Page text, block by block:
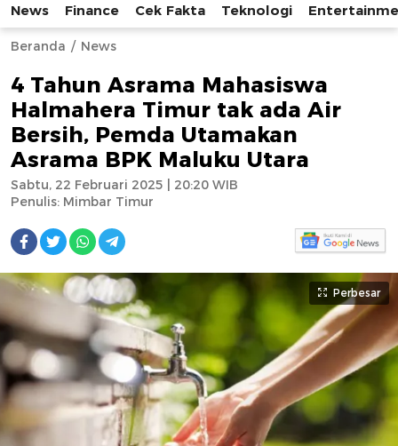
Mimbar Timur
Media Berjaringan Indonesia Timur
News Finance Cek Fakta Teknologi
Beranda News
4 Tahun Asrama Mahasiswa
Halmahera Timur tak ada Air
Bersih, Pemda Utamakan
Asrama BPK Maluku Utara
Penulis: Mimbar Timur
Sabtu, 22 Februari 2025 | 20:20 WIB
Perbesar
--
--